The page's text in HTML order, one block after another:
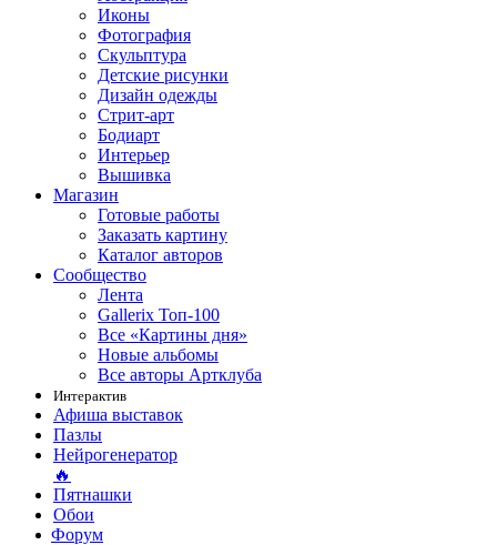
Иконы
Фотография
Скульптура
Детские рисунки
Дизайн одежды
Стрит-арт
Бодиарт
Интерьер
Вышивка
Магазин
Готовые работы
Заказать картину
Каталог авторов
Сообщество
Лента
Gallerix Топ-100
Все «Картины дня»
Новые альбомы
Все авторы Артклуба
Интерактив
Афиша выставок
Пазлы
Нейрогенератор
🔥
Пятнашки
Обои
Форум